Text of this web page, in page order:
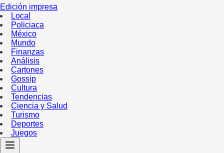
Edición impresa
Local
Policiaca
México
Mundo
Finanzas
Análisis
Cartones
Gossip
Cultura
Tendencias
Ciencia y Salud
Turismo
Deportes
Juegos